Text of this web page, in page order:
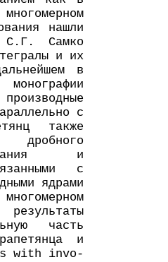
нашли
С.Г. Самко
и их
в
с
также
дробного
и
с
ядрами
часть
и
with invo­